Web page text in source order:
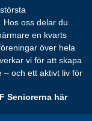
Hos oss delar du
en kvarts
över hela
vi för att skapa
– och ett aktivt liv för
Seniorerna här